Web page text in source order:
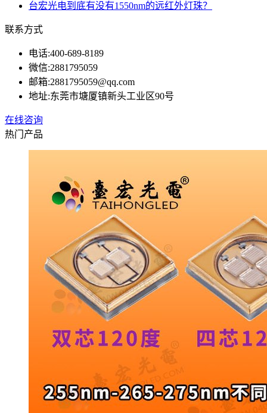
台宏光电到底有没有1550nm的远红外灯珠？
联系方式
电话:400-689-8189
微信:2881795059
邮箱:2881795059@qq.com
地址:东莞市塘厦镇新头工业区90号
在线咨询
热门产品